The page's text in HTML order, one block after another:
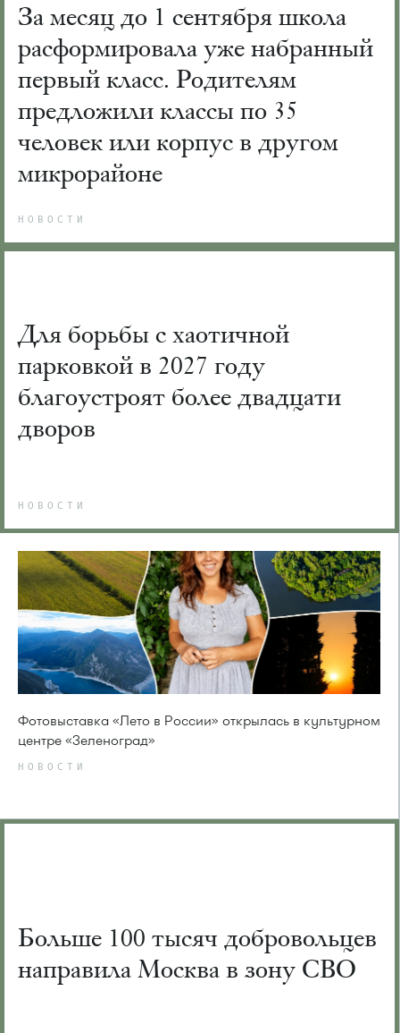
За месяц до 1 сентября школа
расформировала уже набранный
первый класс. Родителям
предложили классы по 35
человек или корпус в другом
микрорайоне
НОВОСТИ
Для борьбы с хаотичной
парковкой в 2027 году
благоустроят более двадцати
дворов
НОВОСТИ
Фотовыставка «Лето в России» открылась в культурном
центре «Зеленоград»
НОВОСТИ
Больше 100 тысяч добровольцев
направила Москва в зону СВО